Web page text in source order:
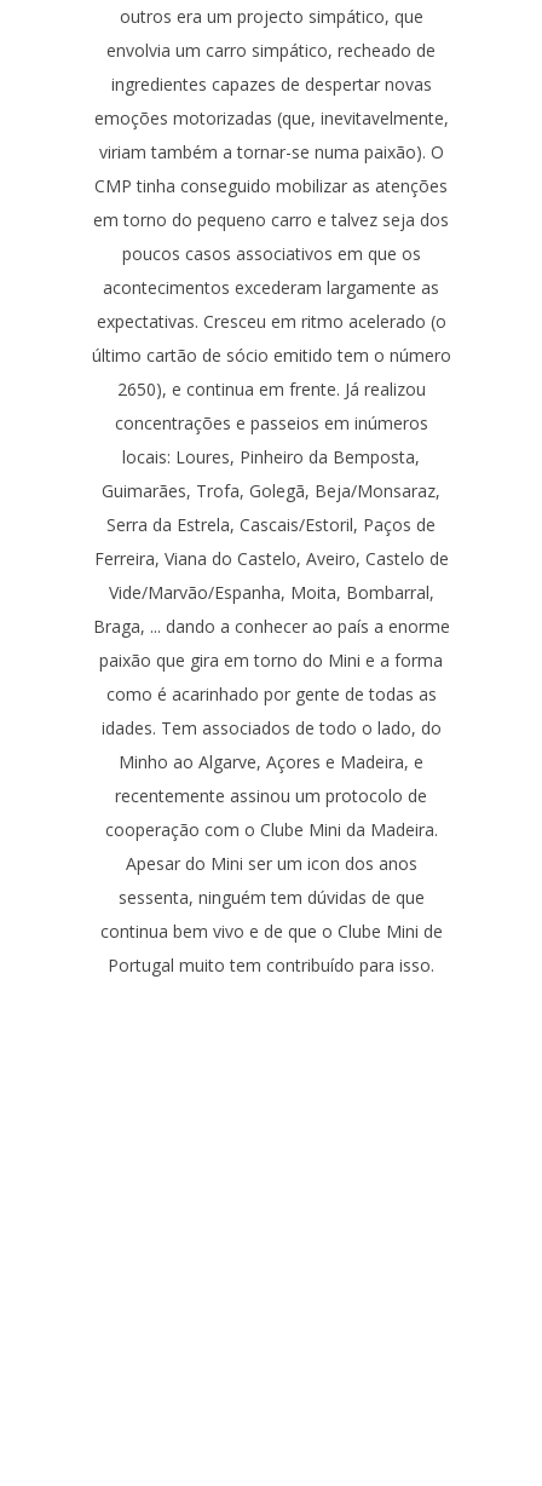
outros era um projecto simpático, que
envolvia um carro simpático, recheado de
ingredientes capazes de despertar novas
emoções motorizadas (que, inevitavelmente,
viriam também a tornar-se numa paixão). O
CMP tinha conseguido mobilizar as atenções
em torno do pequeno carro e talvez seja dos
poucos casos associativos em que os
acontecimentos excederam largamente as
expectativas. Cresceu em ritmo acelerado (o
último cartão de sócio emitido tem o número
2650), e continua em frente. Já realizou
concentrações e passeios em inúmeros
locais: Loures, Pinheiro da Bemposta,
Guimarães, Trofa, Golegã, Beja/Monsaraz,
Serra da Estrela, Cascais/Estoril, Paços de
Ferreira, Viana do Castelo, Aveiro, Castelo de
Vide/Marvão/Espanha, Moita, Bombarral,
Braga, ... dando a conhecer ao país a enorme
paixão que gira em torno do Mini e a forma
como é acarinhado por gente de todas as
idades. Tem associados de todo o lado, do
Minho ao Algarve, Açores e Madeira, e
recentemente assinou um protocolo de
cooperação com o Clube Mini da Madeira.
Apesar do Mini ser um icon dos anos
sessenta, ninguém tem dúvidas de que
continua bem vivo e de que o Clube Mini de
Portugal muito tem contribuído para isso.